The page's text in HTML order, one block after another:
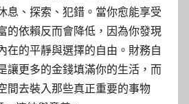
息、探索、犯錯。當你愈能享受
的依賴反而會降低，因為你發現
在的平靜與選擇的自由。財務自
讓更多的金錢填滿你的生活，而
間去裝入那些真正重要的事物